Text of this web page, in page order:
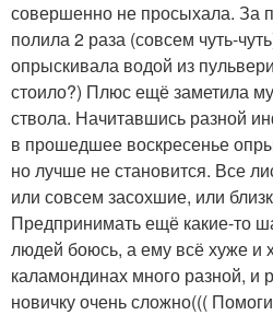
совершенно не просыхала. За
полила 2 раза (совсем чуть-
опрыскивала водой из
стоило?) Плюс ещё заметила
ствола. Начитавшись разной
в прошедшее воскресенье
но лучше не становится. Все
или совсем засохшие, или
Предпринимать ещё какие-то
людей боюсь, а ему всё хуже
каламондинах много разной, и
новичку очень сложно(((